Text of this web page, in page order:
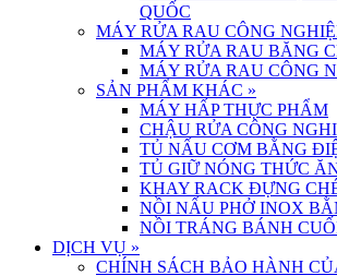
QUỐC
MÁY RỬA RAU CÔNG
MÁY RỬA RAU BĂNG
MÁY RỬA RAU CÔNG
SẢN PHẨM KHÁC »
MÁY HẤP THỰC PHẨM
CHẬU RỬA CÔNG
TỦ NẤU CƠM BẰNG
TỦ GIỮ NÓNG THỨC
KHAY RACK ĐỰNG
NỒI NẤU PHỞ INOX
NỒI TRÁNG BÁNH
DỊCH VỤ »
CHÍNH SÁCH BẢO HÀNH